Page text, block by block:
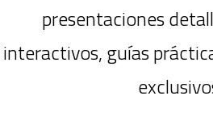
presentaciones
interactivos, guías